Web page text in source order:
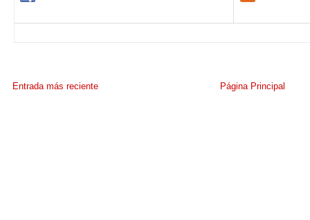
Entrada más reciente Página Principal